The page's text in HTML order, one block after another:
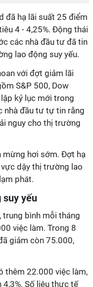
đã hạ lãi suất 25 điểm
4 - 4,25%. Động thái
các nhà đầu tư đã tin
lao động suy yếu.
với đợt giảm lãi
S&P 500, Dow
kỷ lục mới trong
nhà đầu tư tự tin rằng
nguy cho thị trường
mừng hơi sớm. Đợt hạ
dậy thị trường lao
phát.
suy yếu
trung bình mỗi tháng
việc làm. Trong 8
giảm còn 75.000,
thêm 22.000 việc làm,
Số liệu thực tế